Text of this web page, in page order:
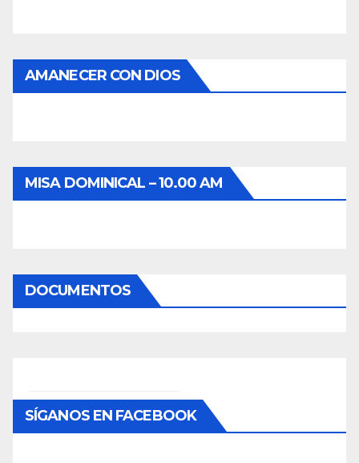
AMANECER CON DIOS
MISA DOMINICAL – 10.00 AM
DOCUMENTOS
SÍGANOS EN FACEBOOK